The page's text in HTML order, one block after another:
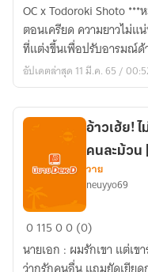
น้อง
ครับ...รัก
นะ
ครับ!
OC x Todoroki Shoto ***หมายเหตุตัวโตๆ นี่เป็นฟิคอวยเมน อัพ
ตอนเครียด ความยาวไม่แ
ที่แต่งขึ้นเพื่อปรับอารมณ์ด้
อัปเดตล่าสุด 11 มี.ค. 65 /
อ้าว
ไม่
อ้าวเฮ้ย!
คนละม้วน
วาย
neuyyo69
011500 (0)
นายเอก : ผมรักเขา แต่เ